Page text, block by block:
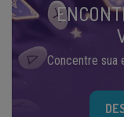
Concentre sua